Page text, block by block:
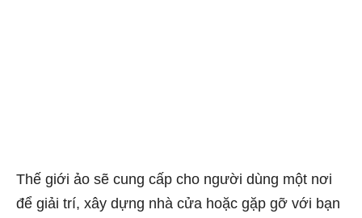
Thế giới ảo sẽ cung cấp cho người dùng một nơi
để giải trí, xây dựng nhà cửa hoặc gặp gỡ với bạn